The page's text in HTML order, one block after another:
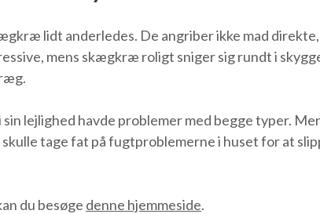
lidt anderledes. De angriber ikke mad
mens skægkræ roligt sniger sig rundt i
lejlighed havde problemer med begge typer.
tage fat på fugtproblemerne i huset for at
du besøge denne hjemmeside.